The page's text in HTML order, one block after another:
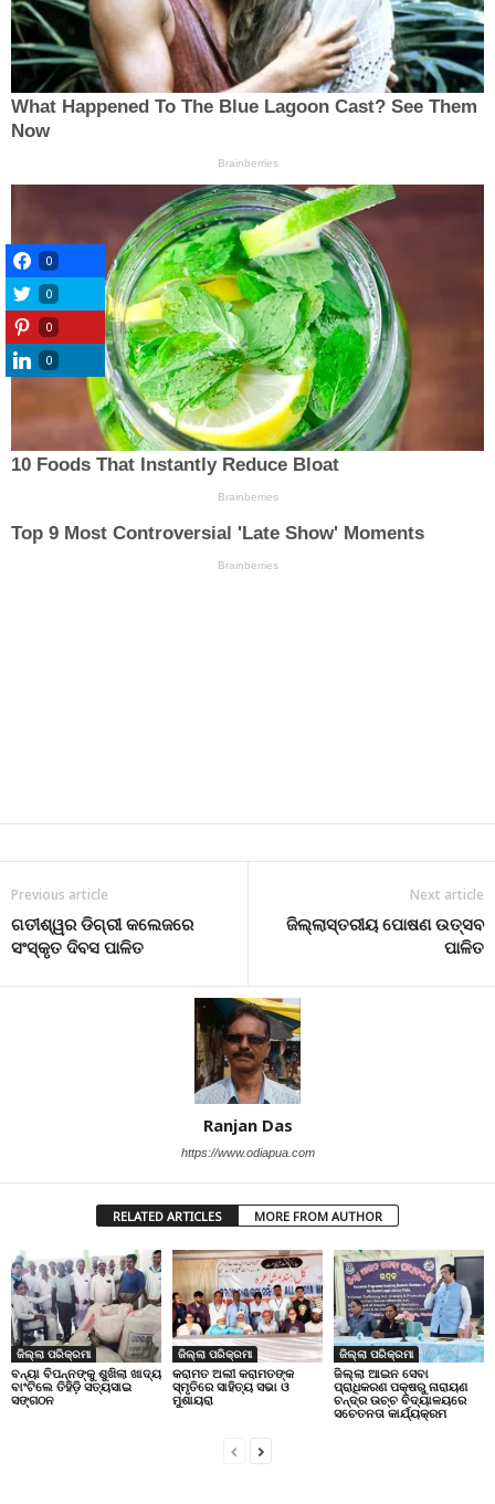
Previous article
ଗତୀଶ୍ୱର ଡିଗ୍ରୀ କଲେଜରେ
ସଂସ୍କୃତ ଦିବସ ପାଳିତ
Next article
ଜିଲ୍ଲାସ୍ତରୀୟ ପୋଷଣ ଉତ୍ସବ
ପାଳିତ
Ranjan Das
https://www.odiapua.com
RELATED ARTICLES MORE FROM AUTHOR
ଜିଲ୍ଲା ପରିକ୍ରମା
ବନ୍ୟା ବିପନ୍ନଙ୍କୁ ଶୁଖିଲା ଖାଦ୍ୟ
ବାଂଟିଲେ ତିହିଡି଼ ସତ୍ୟସାଇ
ସଙ୍ଗଠନ
ଜିଲ୍ଲା ପରିକ୍ରମା
କରାମତ ଅଲୀ କରାମତଙ୍କ
ସ୍ମୃତିରେ ସାହିତ୍ୟ ସଭା ଓ
ମୁଶାୟରା
ଜିଲ୍ଲା ପରିକ୍ରମା
ଜିଲ୍ଲା ଆଇନ ସେବା
ପ୍ରାଧିକରଣ ପକ୍ଷରୁ ନାରାୟଣ
ଚନ୍ଦ୍ର ଉଚ୍ଚ ବିଦ୍ୟାଳୟରେ
ସଚେତନତା କାର୍ଯ୍ୟକ୍ରମ
0
0
0
0